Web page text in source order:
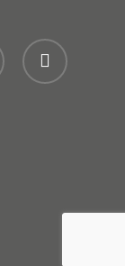
instagram